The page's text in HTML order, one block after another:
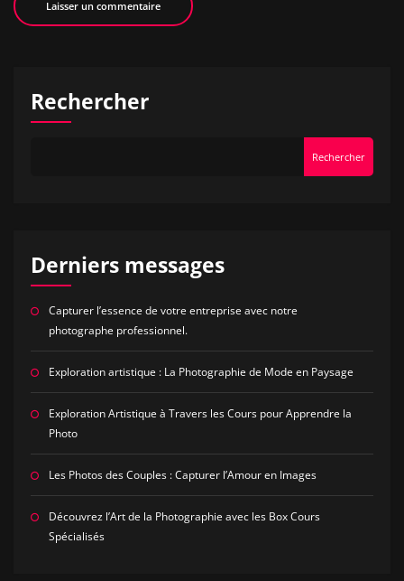
Rechercher
Rechercher
Derniers messages
Capturer l’essence de votre entreprise avec notre
photographe professionnel.
Exploration artistique : La Photographie de Mode en Paysage
Exploration Artistique à Travers les Cours pour Apprendre la
Photo
Les Photos des Couples : Capturer l’Amour en Images
Découvrez l’Art de la Photographie avec les Box Cours
Spécialisés